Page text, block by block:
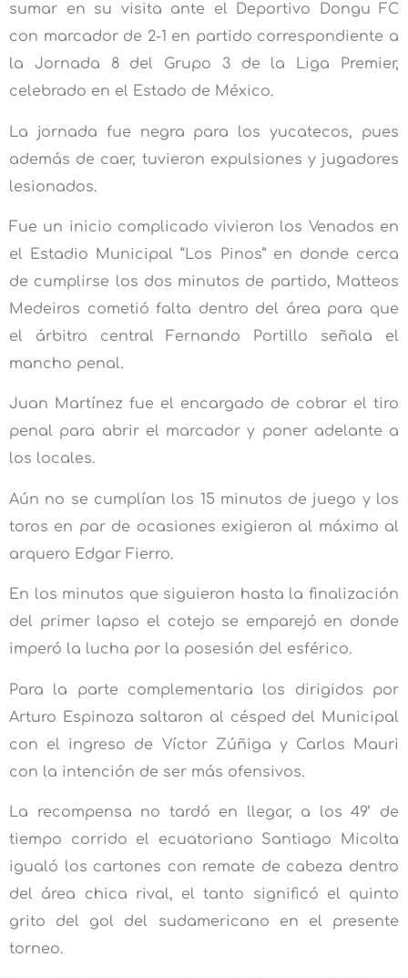
sumar en su visita ante el Deportivo Dongu FC
con marcador de 2-1 en partido correspondiente a
la Jornada 8 del Grupo 3 de la Liga Premier,
celebrado en el Estado de México.
La jornada fue negra para los yucatecos, pues
además de caer, tuvieron expulsiones y jugadores
lesionados.
Fue un inicio complicado vivieron los Venados en
el Estadio Municipal “Los Pinos” en donde cerca
de cumplirse los dos minutos de partido, Matteos
Medeiros cometió falta dentro del área para que
el árbitro central Fernando Portillo señala el
mancho penal.
Juan Martínez fue el encargado de cobrar el tiro
penal para abrir el marcador y poner adelante a
los locales.
Aún no se cumplían los 15 minutos de juego y los
toros en par de ocasiones exigieron al máximo al
arquero Edgar Fierro.
En los minutos que siguieron hasta la finalización
del primer lapso el cotejo se emparejó en donde
imperó la lucha por la posesión del esférico.
Para la parte complementaria los dirigidos por
Arturo Espinoza saltaron al césped del Municipal
con el ingreso de Víctor Zúñiga y Carlos Mauri
con la intención de ser más ofensivos.
La recompensa no tardó en llegar, a los 49’ de
tiempo corrido el ecuatoriano Santiago Micolta
igualó los cartones con remate de cabeza dentro
del área chica rival, el tanto significó el quinto
grito del gol del sudamericano en el presente
torneo.